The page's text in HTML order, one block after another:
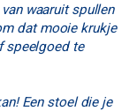
waaruit spullen
dat mooie krukje
speelgoed te
Een stoel die je